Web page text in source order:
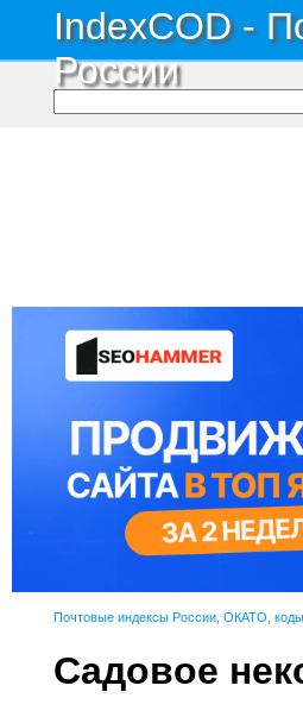
IndexCOD -
России
Почтовые индексы России, ОКАТО,
Садовое